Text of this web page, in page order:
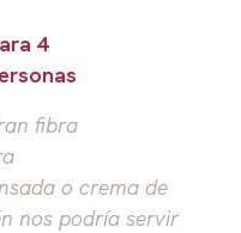
4
fibra
o crema de
nos podría servir